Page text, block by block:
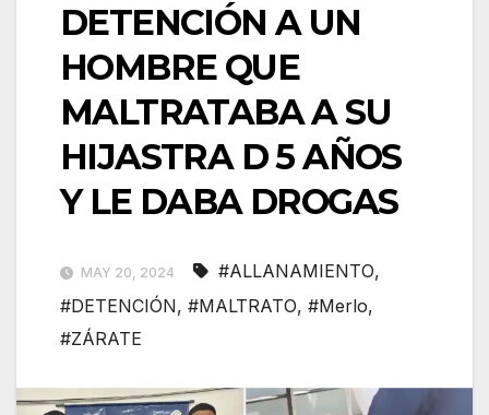
DETENCIÓN A UN
HOMBRE QUE
MALTRATABA A SU
HIJASTRA D 5 AÑOS
Y LE DABA DROGAS
MAY 20, 2024 #ALLANAMIENTO,
#DETENCIÓN, #MALTRATO, #Merlo,
#ZÁRATE